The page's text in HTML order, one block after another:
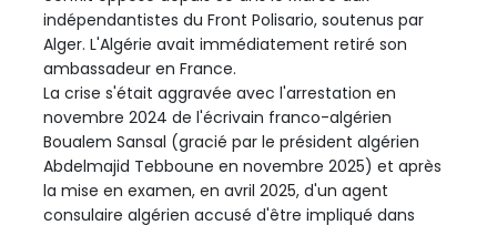
indépendantistes du Front Polisario, soutenus par
Alger. L'Algérie avait immédiatement retiré son
ambassadeur en France.
La crise s'était aggravée avec l'arrestation en
novembre 2024 de l'écrivain franco-algérien
Boualem Sansal (gracié par le président algérien
Abdelmajid Tebboune en novembre 2025) et après
la mise en examen, en avril 2025, d'un agent
consulaire algérien accusé d'être impliqué dans